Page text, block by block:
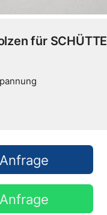
für SCHÜTTE
Anfrage
Anfrage